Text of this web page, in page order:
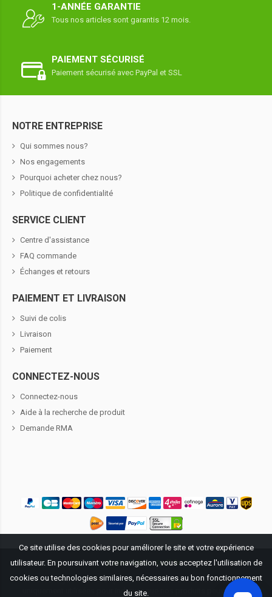
1-ANNÉE GARANTIE
Tous nos articles sont garantis 12 mois.
PAIEMENT SÉCURISÉ
Paiement sécurisé avec PayPal et SSL
NOTRE ENTREPRISE
Qui sommes nous?
Nos engagements
Pourquoi acheter chez nous?
Politique de confidentialité
SERVICE CLIENT
Centre d'assistance
FAQ commande
Échanges et retours
PAIEMENT ET LIVRAISON
Suivi de colis
Livraison
Paiement
CONNECTEZ-NOUS
Connectez-nous
Aide à la recherche de produit
Demande RMA
Propriété littéraire ©2026 BatteriePourDell.fr. Tous droits réservés.
Tous les logos et les marques mentionnées sur ce site Web sont
uniquement utilisées pour indiquer que nos produits peuvent être
Ce site utilise des cookies pour améliorer le site et votre expérience
utilisateur. En poursuivant votre navigation, vous acceptez l'utilisation de
cookies ou technologies similaires, nécessaires au bon fonctionnement
du site.